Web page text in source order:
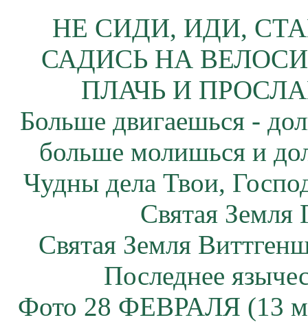
НЕ СИДИ, ИДИ,
САДИСЬ НА
ПЛАЧЬ И
Больше двигаешься -
больше молишься и
Чудны дела Твои,
Святая
Святая Земля
Последнее
Фото 28 ФЕВРАЛЯ (13